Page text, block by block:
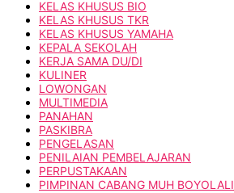
KELAS KHUSUS BIO
KELAS KHUSUS TKR
KELAS KHUSUS YAMAHA
KEPALA SEKOLAH
KERJA SAMA DU/DI
KULINER
LOWONGAN
MULTIMEDIA
PANAHAN
PASKIBRA
PENGELASAN
PENILAIAN PEMBELAJARAN
PERPUSTAKAAN
PIMPINAN CABANG MUH BOYOLALI